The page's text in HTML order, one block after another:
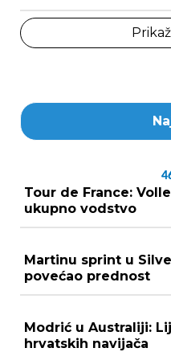
Tour de France:
ukupno vodstvo
Martinu sprint u
povećao prednost
Modrić u Australiji:
hrvatskih navijača